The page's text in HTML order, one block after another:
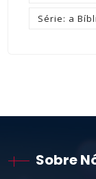
Série: a
Sobre